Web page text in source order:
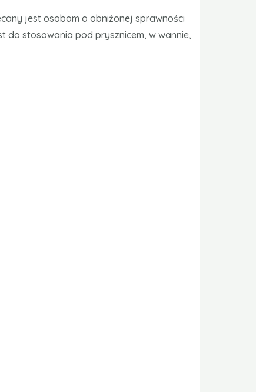
jest osobom o obniżonej sprawności
do stosowania pod prysznicem, w wannie,